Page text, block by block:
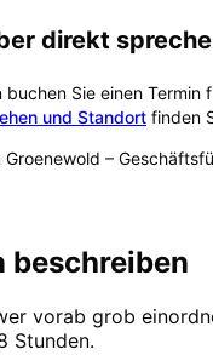
direkt
buchen Sie einen
und Standort finden
Groenewold –
beschreiben
vorab grob
Stunden.